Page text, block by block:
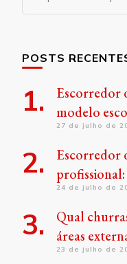
algo?
POSTS
Escorredor
modelo
27 de julho de
Escorredor
24 de julho de
Qual
áreas
23 de julho de